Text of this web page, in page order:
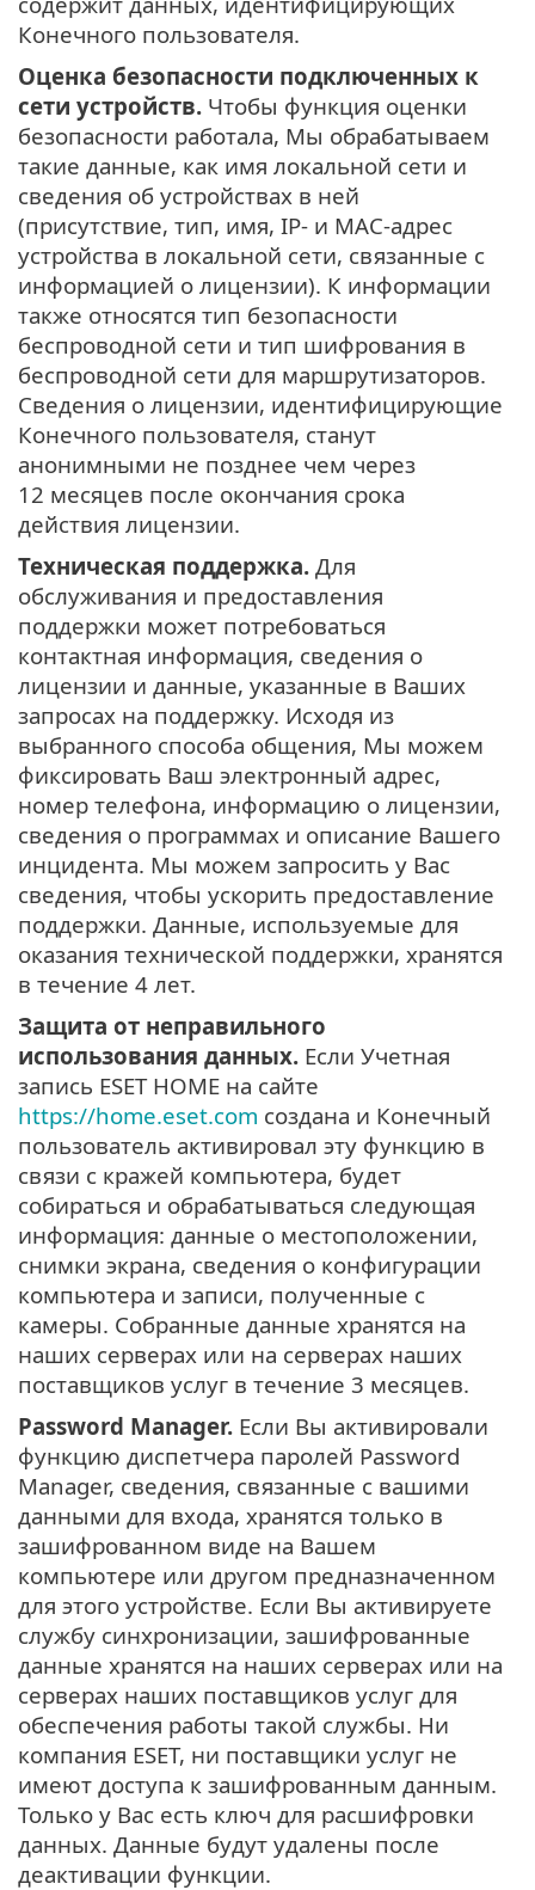
Конечного пользователя.
Оценка безопасности подключенных к
сети устройств. Чтобы функция оценки
безопасности работала, Мы обрабатываем
такие данные, как имя локальной сети и
сведения об устройствах в ней
(присутствие, тип, имя, IP- и MAC-адрес
устройства в локальной сети, связанные с
информацией о лицензии). К информации
также относятся тип безопасности
беспроводной сети и тип шифрования в
беспроводной сети для маршрутизаторов.
Сведения о лицензии, идентифицирующие
Конечного пользователя, станут
анонимными не позднее чем через
12 месяцев после окончания срока
действия лицензии.
Техническая поддержка. Для
обслуживания и предоставления
поддержки может потребоваться
контактная информация, сведения о
лицензии и данные, указанные в Ваших
запросах на поддержку. Исходя из
выбранного способа общения, Мы можем
фиксировать Ваш электронный адрес,
номер телефона, информацию о лицензии,
сведения о программах и описание Вашего
инцидента. Мы можем запросить у Вас
сведения, чтобы ускорить предоставление
поддержки. Данные, используемые для
оказания технической поддержки, хранятся
в течение 4 лет.
Защита от неправильного
использования данных. Если Учетная
запись ESET HOME на сайте
https://home.eset.com создана и Конечный
пользователь активировал эту функцию в
связи с кражей компьютера, будет
собираться и обрабатываться следующая
информация: данные о местоположении,
снимки экрана, сведения о конфигурации
компьютера и записи, полученные с
камеры. Собранные данные хранятся на
наших серверах или на серверах наших
поставщиков услуг в течение 3 месяцев.
Password Manager. Если Вы активировали
функцию диспетчера паролей Password
Manager, сведения, связанные с вашими
данными для входа, хранятся только в
зашифрованном виде на Вашем
компьютере или другом предназначенном
для этого устройстве. Если Вы активируете
службу синхронизации, зашифрованные
данные хранятся на наших серверах или на
серверах наших поставщиков услуг для
обеспечения работы такой службы. Ни
компания ESET, ни поставщики услуг не
имеют доступа к зашифрованным данным.
Только у Вас есть ключ для расшифровки
данных. Данные будут удалены после
деактивации функции.